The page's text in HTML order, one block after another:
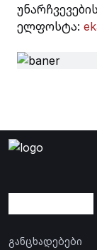
ელფოსტა:
განცხადებები